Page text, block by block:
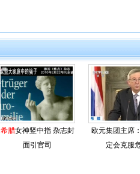
希腊女神竖中指 杂志封
面引官司
欧元集团主席
定会克服